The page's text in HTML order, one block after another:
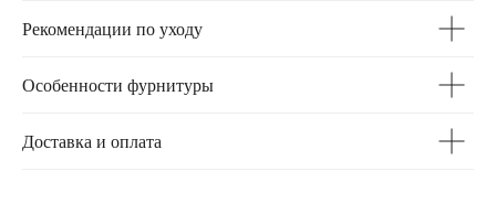
Рекомендации по уходу
Особенности фурнитуры
Доставка и оплата